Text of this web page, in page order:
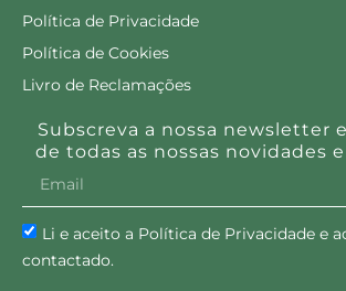
Política de Privacidade
Política de Cookies
Livro de Reclamações
Subscreva a nossa newsletter
de todas as nossas novidades
Li e aceito a Política de Privacidade e
contactado.